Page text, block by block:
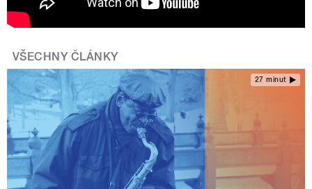
VŠECHNY ČLÁNKY
27 minut